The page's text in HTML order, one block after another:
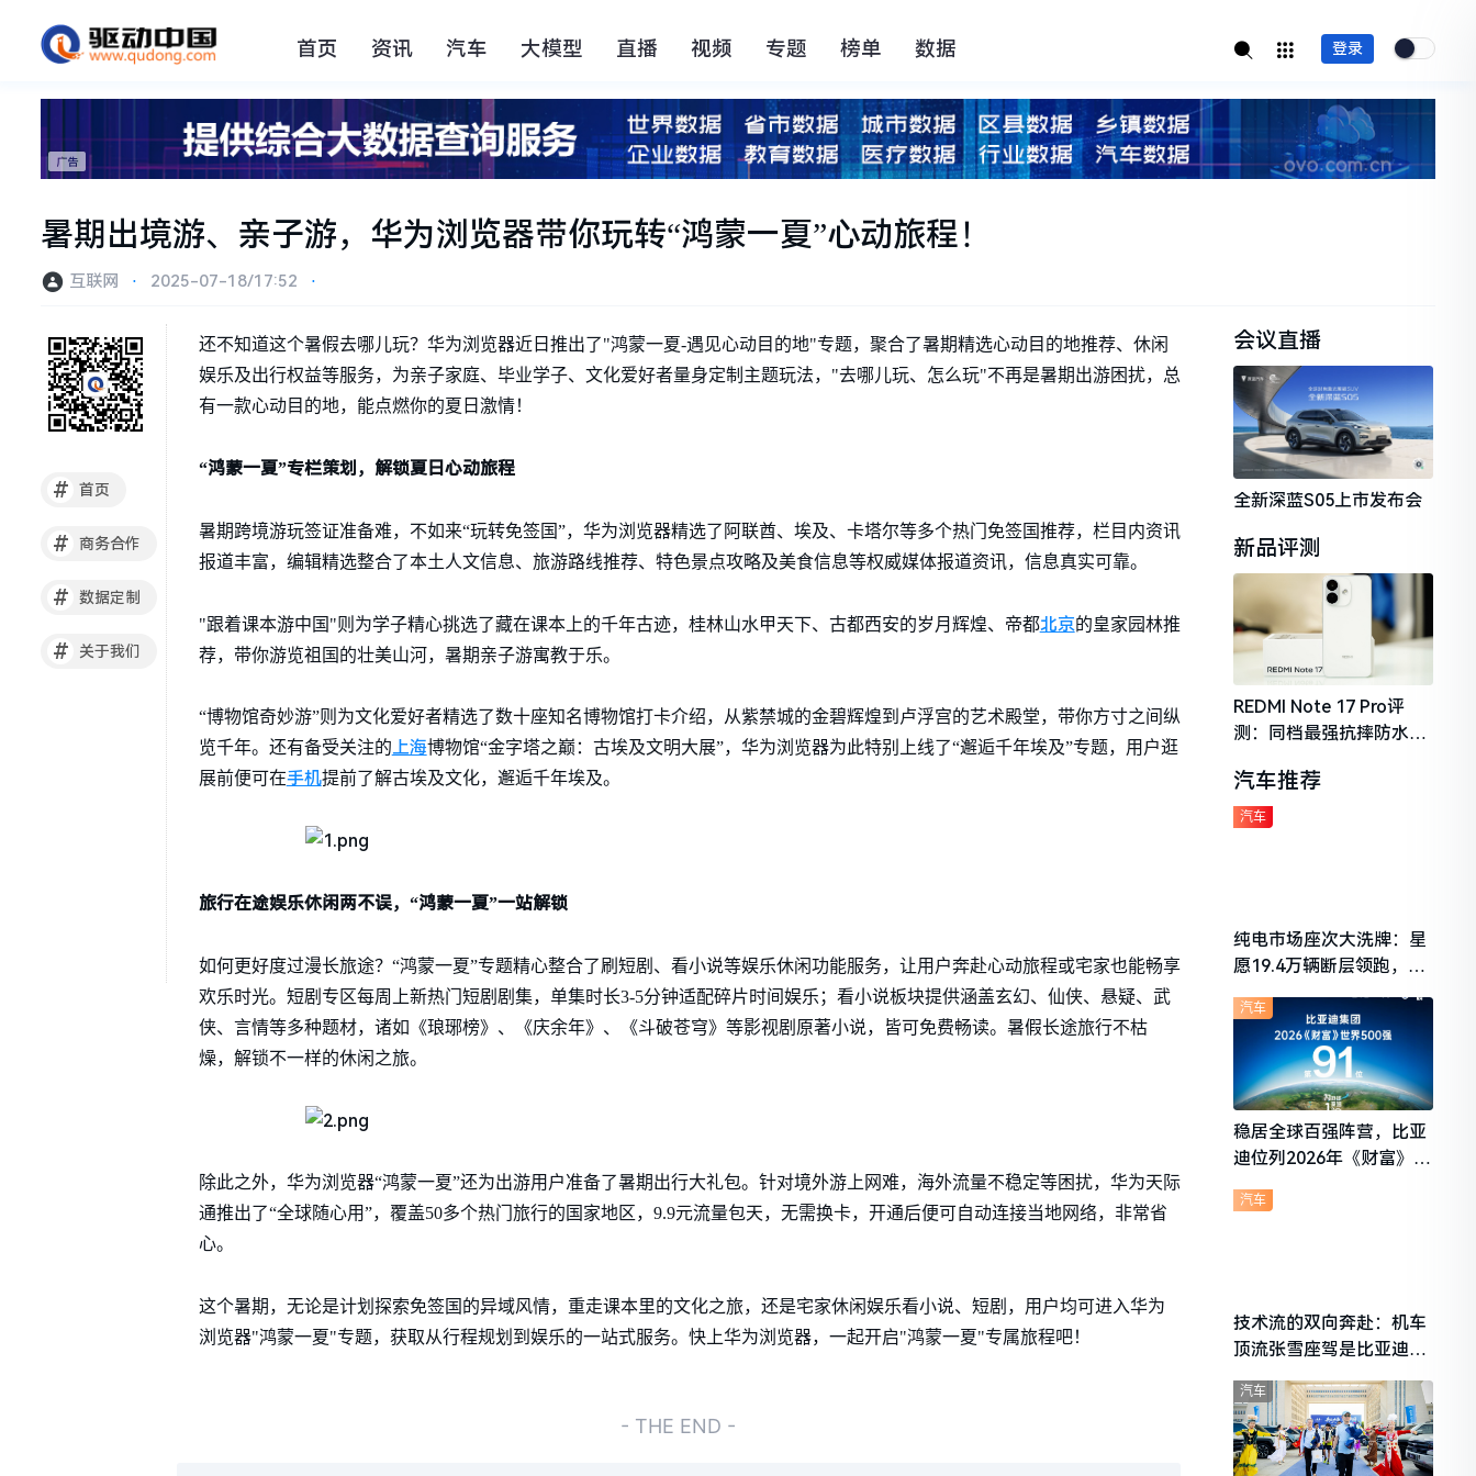
首页 资讯 汽车 大模型 直播 视频 专题 榜单 数据 登录
暑期出境游、亲子游，华为浏览器带你玩转“鸿蒙一夏”心动旅程！
互联网 ⋅ 2025-07-18/17:52 ⋅
# 首页
# 商务合作
# 数据定制
# 关于我们
还不知道这个暑假去哪儿玩？华为浏览器近日推出了"鸿蒙一夏-遇见心动目的地"专题，聚合了暑期精选心动目的地推荐、休闲
娱乐及出行权益等服务，为亲子家庭、毕业学子、文化爱好者量身定制主题玩法，"去哪儿玩、怎么玩"不再是暑期出游困扰，总
有一款心动目的地，能点燃你的夏日激情！
“鸿蒙一夏”专栏策划，解锁夏日心动旅程
暑期跨境游玩签证准备难，不如来“玩转免签国”，华为浏览器精选了阿联酋、埃及、卡塔尔等多个热门免签国推荐，栏目内资讯
报道丰富，编辑精选整合了本土人文信息、旅游路线推荐、特色景点攻略及美食信息等权威媒体报道资讯，信息真实可靠。
"跟着课本游中国"则为学子精心挑选了藏在课本上的千年古迹，桂林山水甲天下、古都西安的岁月辉煌、帝都北京的皇家园林推
荐，带你游览祖国的壮美山河，暑期亲子游寓教于乐。
“博物馆奇妙游”则为文化爱好者精选了数十座知名博物馆打卡介绍，从紫禁城的金碧辉煌到卢浮宫的艺术殿堂，带你方寸之间纵
览千年。还有备受关注的上海博物馆“金字塔之巅：古埃及文明大展”，华为浏览器为此特别上线了“邂逅千年埃及”专题，用户逛
展前便可在手机提前了解古埃及文化，邂逅千年埃及。
旅行在途娱乐休闲两不误，“鸿蒙一夏”一站解锁
如何更好度过漫长旅途？“鸿蒙一夏”专题精心整合了刷短剧、看小说等娱乐休闲功能服务，让用户奔赴心动旅程或宅家也能畅享
欢乐时光。短剧专区每周上新热门短剧剧集，单集时长3-5分钟适配碎片时间娱乐；看小说板块提供涵盖玄幻、仙侠、悬疑、武
侠、言情等多种题材，诸如《琅琊榜》、《庆余年》、《斗破苍穹》等影视剧原著小说，皆可免费畅读。暑假长途旅行不枯
燥，解锁不一样的休闲之旅。
除此之外，华为浏览器“鸿蒙一夏”还为出游用户准备了暑期出行大礼包。针对境外游上网难，海外流量不稳定等困扰，华为天际
通推出了“全球随心用”，覆盖50多个热门旅行的国家地区，9.9元流量包天，无需换卡，开通后便可自动连接当地网络，非常省
心。
这个暑期，无论是计划探索免签国的异域风情，重走课本里的文化之旅，还是宅家休闲娱乐看小说、短剧，用户均可进入华为
浏览器"鸿蒙一夏"专题，获取从行程规划到娱乐的一站式服务。快上华为浏览器，一起开启"鸿蒙一夏"专属旅程吧！
- THE END -
会议直播
全新深蓝S05上市发布会
新品评测
REDMI Note 17 Pro评
测：同档最强抗摔防水，
守门员
汽车推荐
纯电市场座次大洗牌：星
愿19.4万辆断层领跑，理
想i6成最强黑马
汽车
稳居全球百强阵营，比亚
迪位列2026年《财富》世
汽车
技术流的双向奔赴：机车
顶流张雪座驾是比亚迪秦
L
汽车
汽车